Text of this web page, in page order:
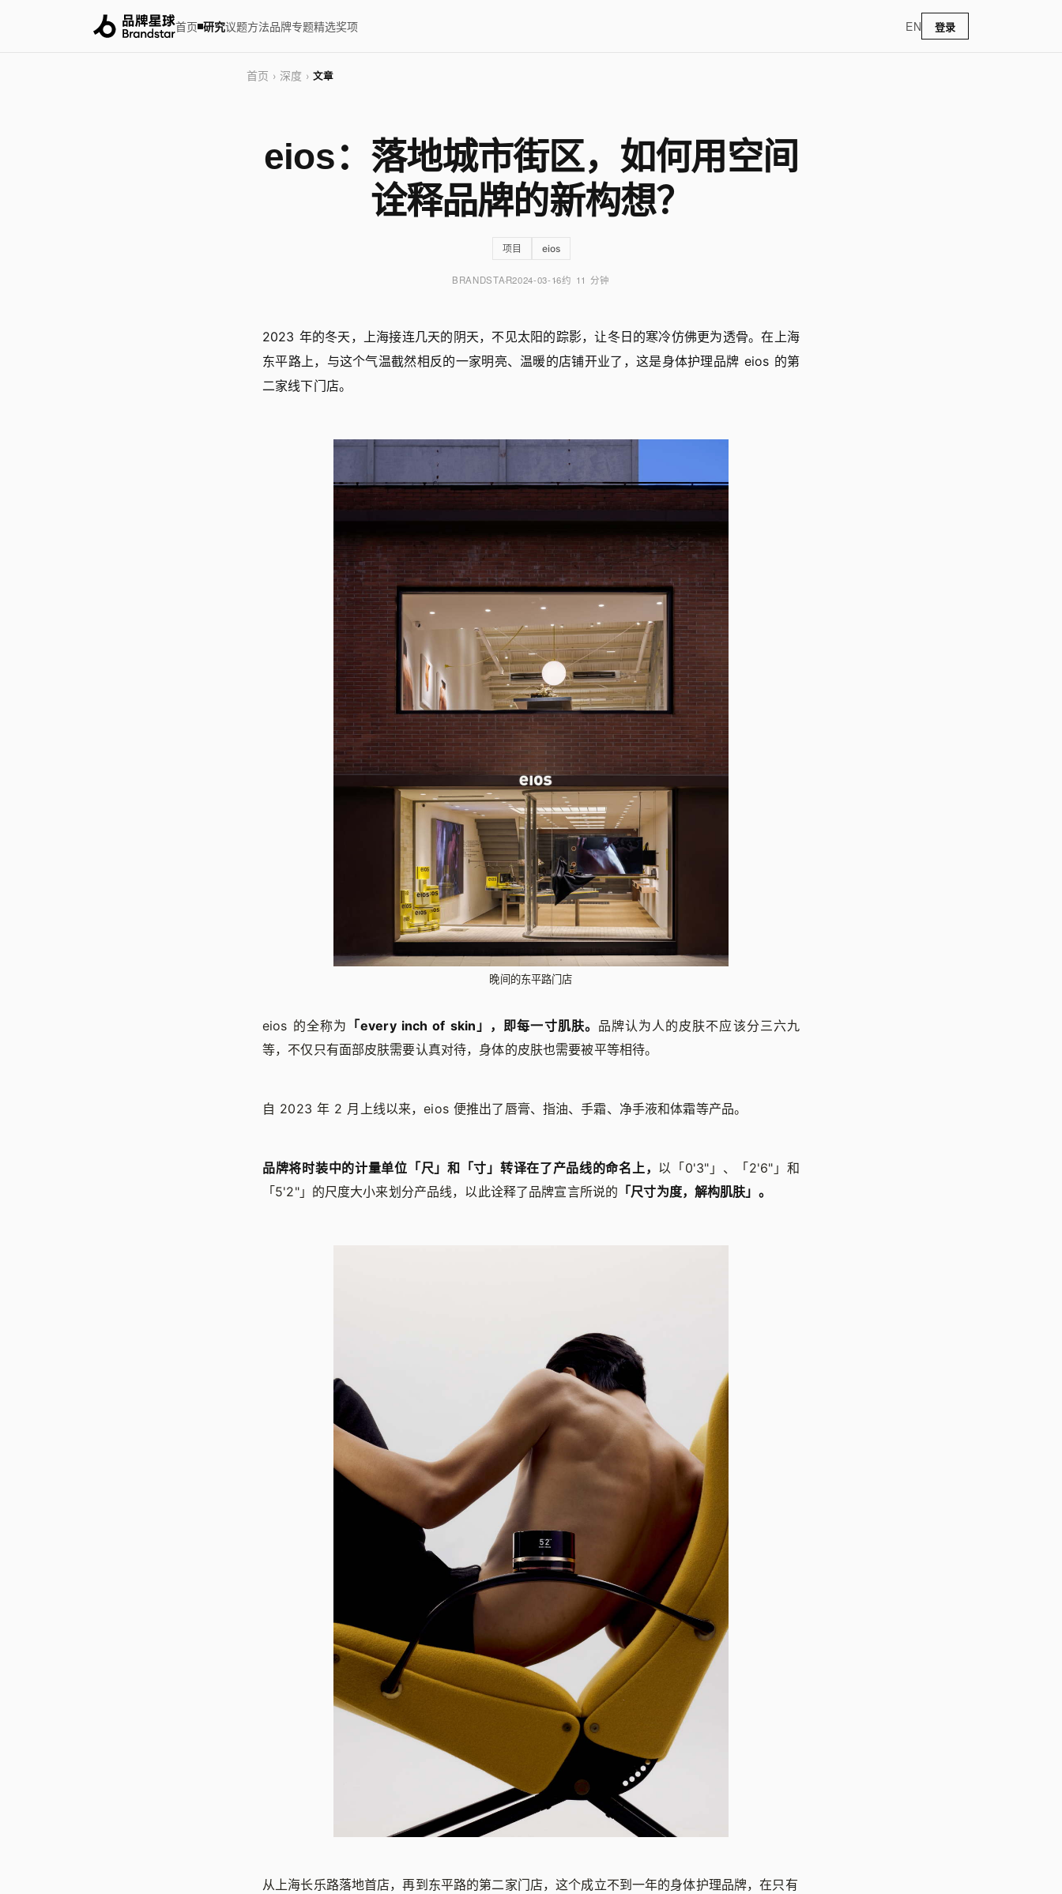
首页 研究议题方法品牌专题精选奖项 EN 登录
首页 › 深度 › 文章
eios：落地城市街区，如何用空间
诠释品牌的新构想？
项目 eios
BRANDSTAR2024-03-16约 11 分钟
2023 年的冬天，上海接连几天的阴天，不见太阳的踪影，让冬日的寒冷仿佛更为透骨。在上海
东平路上，与这个气温截然相反的一家明亮、温暖的店铺开业了，这是身体护理品牌 eios 的第
二家线下门店。
晚间的东平路门店
eios 的全称为 「every inch of skin」，即每一寸肌肤。 品牌认为人的皮肤不应该分三六九
等，不仅只有面部皮肤需要认真对待，身体的皮肤也需要被平等相待。
自 2023 年 2 月上线以来，eios 便推出了唇膏、指油、手霜、净手液和体霜等产品。
品牌将时装中的计量单位「尺」和「寸」转译在了产品线的命名上， 以「0'3"」、「2'6"」和
「5'2"」的尺度大小来划分产品线，以此诠释了品牌宣言所说的 「尺寸为度，解构肌肤」。
从上海长乐路落地首店，再到东平路的第二家门店，这个成立不到一年的身体护理品牌，在只有